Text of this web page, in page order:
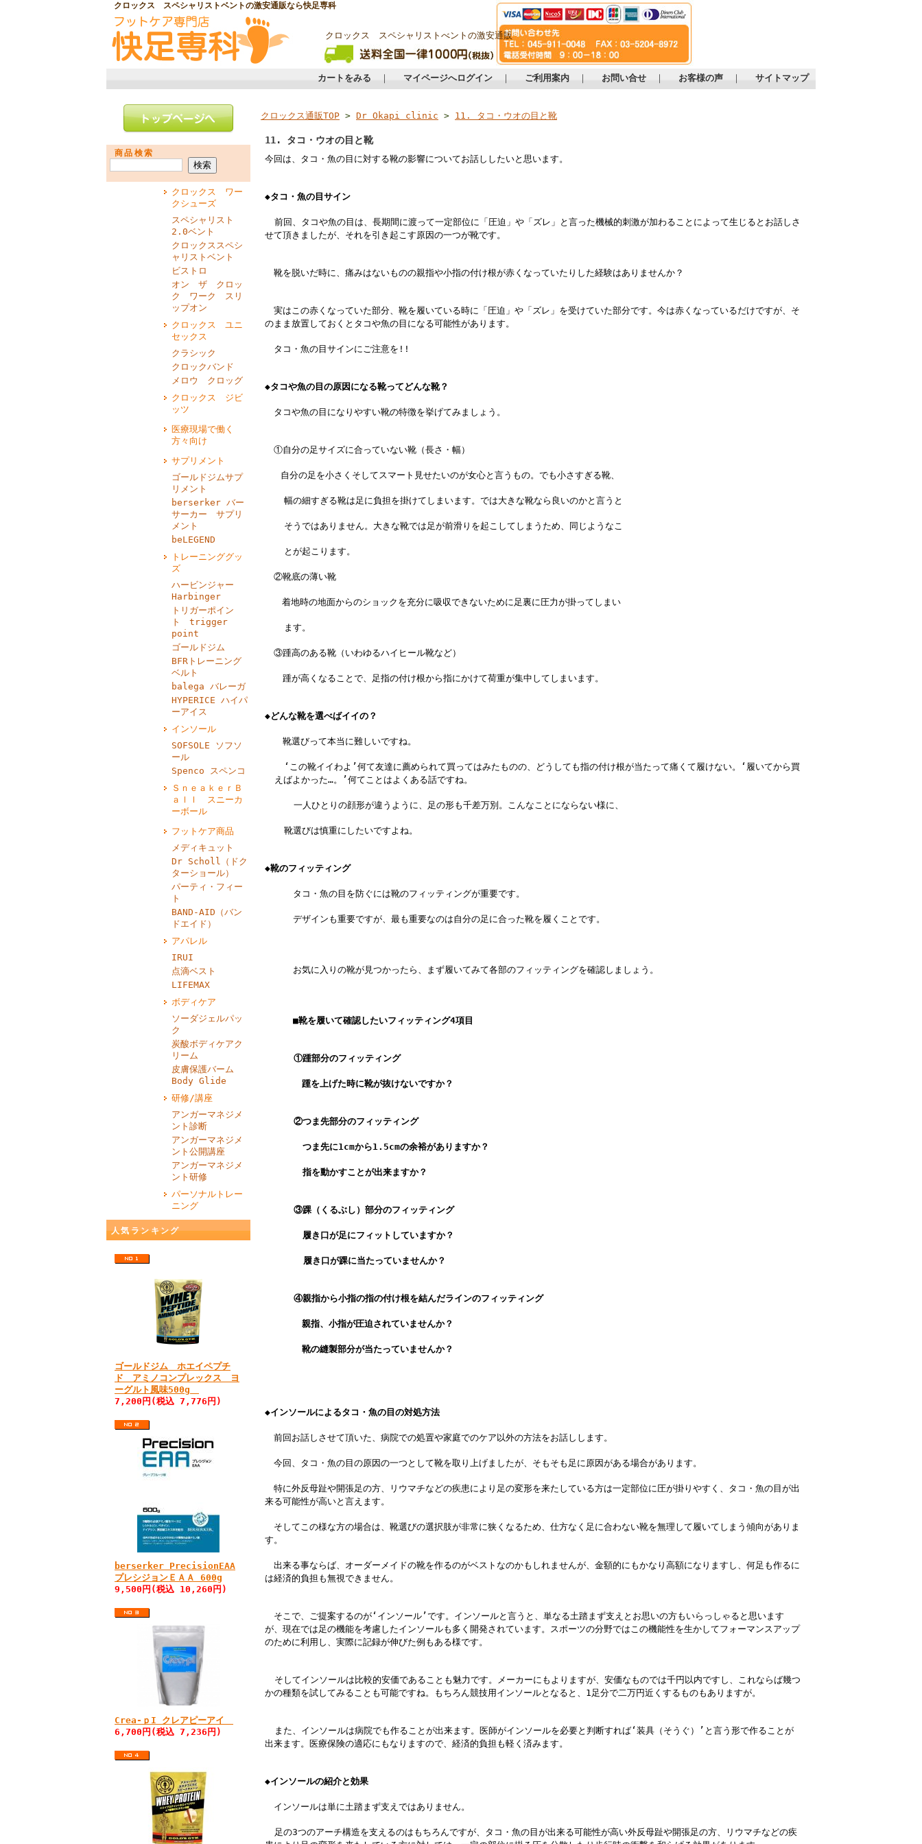
クロックス スペシャリストベントの激安通販なら快足専科
クロックス スペシャリストべントの激安通販
カートをみる ｜ マイページへログイン ｜ ご利用案内 ｜ お問い合せ ｜ お客様の声 ｜ サイトマップ
商品検索
クロックス ワー
クシューズ
スペシャリスト
2.0ベント
クロックススペシ
ャリストベント
ビストロ
オン ザ クロッ
ク ワーク スリ
ップオン
クロックス ユニ
セックス
クラシック
クロックバンド
メロウ クロッグ
クロックス ジビ
ッツ
医療現場で働く
方々向け
サプリメント
ゴールドジムサプ
リメント
berserker バー
サーカー サプリ
メント
beLEGEND
トレーニンググッ
ズ
ハービンジャー
Harbinger
トリガーポイン
ト trigger
point
ゴールドジム
BFRトレーニング
ベルト
balega バレーガ
HYPERICE ハイパ
ーアイス
インソール
SOFSOLE ソフソ
ール
Spenco スペンコ
ＳｎｅａｋｅｒＢ
ａｌｌ スニーカ
ーボール
フットケア商品
メディキュット
Dr Scholl（ドク
ターショール）
パーティ・フィー
ト
BAND‐AID（バン
ドエイド）
アパレル
IRUI
点滴ベスト
LIFEMAX
ボディケア
ソーダジェルパッ
ク
炭酸ボディケアク
リーム
皮膚保護バーム
Body Glide
研修/講座
アンガーマネジメ
ント診断
アンガーマネジメ
ント公開講座
アンガーマネジメ
ント研修
パーソナルトレー
ニング
人気ランキング
ゴールドジム ホエイペプチ
ド アミノコンプレックス ヨ
ーグルト風味500g
7,200円(税込 7,776円)
berserker PrecisionEAA
プレシジョンＥＡＡ 600g
9,500円(税込 10,260円)
Crea-ｐI クレアピーアイ
6,700円(税込 7,236円)
クロックス通販TOP > Dr Okapi clinic > 11. タコ・ウオの目と靴
11. タコ・ウオの目と靴
今回は、タコ・魚の目に対する靴の影響についてお話ししたいと思います。
◆タコ・魚の目サイン
前回、タコや魚の目は、長期間に渡って一定部位に「圧迫」や「ズレ」と言った機械的刺激が加わることによって生じるとお話しさ
せて頂きましたが、それを引き起こす原因の一つが靴です。
靴を脱いだ時に、痛みはないものの親指や小指の付け根が赤くなっていたりした経験はありませんか？
実はこの赤くなっていた部分、靴を履いている時に「圧迫」や「ズレ」を受けていた部分です。今は赤くなっているだけですが、そ
のまま放置しておくとタコや魚の目になる可能性があります。
タコ・魚の目サインにご注意を !!
◆タコや魚の目の原因になる靴ってどんな靴？
タコや魚の目になりやすい靴の特徴を挙げてみましょう。
①自分の足サイズに合っていない靴（長さ・幅）
自分の足を小さくそしてスマート見せたいのが女心と言うもの。でも小さすぎる靴、
幅の細すぎる靴は足に負担を掛けてしまいます。では大きな靴なら良いのかと言うと
そうではありません。大きな靴では足が前滑りを起こしてしまうため、同じようなこ
とが起こります。
②靴底の薄い靴
着地時の地面からのショックを充分に吸収できないために足裏に圧力が掛ってしまい
ます。
③踵高のある靴（いわゆるハイヒール靴など）
踵が高くなることで、足指の付け根から指にかけて荷重が集中してしまいます。
◆どんな靴を選べばイイの？
靴選びって本当に難しいですね。
‘この靴イイわよ’何て友達に薦められて買ってはみたものの、どうしても指の付け根が当たって痛くて履けない。‘履いてから買
えばよかった…。’何てことはよくある話ですね。
一人ひとりの顔形が違うように、足の形も千差万別。こんなことにならない様に、
靴選びは慎重にしたいですよね。
◆靴のフィッティング
タコ・魚の目を防ぐには靴のフィッティングが重要です。
デザインも重要ですが、最も重要なのは自分の足に合った靴を履くことです。
お気に入りの靴が見つかったら、まず履いてみて各部のフィッティングを確認しましょう。
■靴を履いて確認したいフィッティング4項目
①踵部分のフィッティング
踵を上げた時に靴が抜けないですか？
②つま先部分のフィッティング
つま先に1cmから1.5cmの余裕がありますか？
指を動かすことが出来ますか？
③踝（くるぶし）部分のフィッティング
履き口が足にフィットしていますか？
履き口が踝に当たっていませんか？
④親指から小指の指の付け根を結んだラインのフィッティング
親指、小指が圧迫されていませんか？
靴の縫製部分が当たっていませんか？
◆インソールによるタコ・魚の目の対処方法
前回お話しさせて頂いた、病院での処置や家庭でのケア以外の方法をお話しします。
今回、タコ・魚の目の原因の一つとして靴を取り上げましたが、そもそも足に原因がある場合があります。
特に外反母趾や開張足の方、リウマチなどの疾患により足の変形を来たしている方は一定部位に圧が掛りやすく、タコ・魚の目が出
来る可能性が高いと言えます。
そしてこの様な方の場合は、靴選びの選択肢が非常に狭くなるため、仕方なく足に合わない靴を無理して履いてしまう傾向がありま
す。
出来る事ならば、オーダーメイドの靴を作るのがベストなのかもしれませんが、金額的にもかなり高額になりますし、何足も作るに
は経済的負担も無視できません。
そこで、ご提案するのが‘インソール’です。インソールと言うと、単なる土踏まず支えとお思いの方もいらっしゃると思います
が、現在では足の機能を考慮したインソールも多く開発されています。スポーツの分野ではこの機能性を生かしてフォーマンスアップ
のために利用し、実際に記録が伸びた例もある様です。
そしてインソールは比較的安価であることも魅力です。メーカーにもよりますが、安価なものでは千円以内ですし、これならば幾つ
かの種類を試してみることも可能ですね。もちろん競技用インソールとなると、 1足分で二万円近くするものもありますが。
また、インソールは病院でも作ることが出来ます。医師がインソールを必要と判断すれば‘装具（そうぐ）’と言う形で作ることが
出来ます。医療保険の適応にもなりますので、経済的負担も軽く済みます。
◆インソールの紹介と効果
インソールは単に土踏まず支えではありません。
足の3つのアーチ構造を支えるのはもちろんですが、タコ・魚の目が出来る可能性が高い外反母趾や開張足の方、リウマチなどの疾